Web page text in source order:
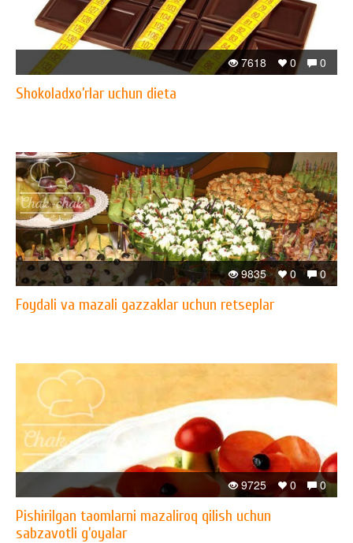
0
0
7618
Shokoladxo’rlar uchun dieta
0
0
9835
Foydali va mazali gazzaklar uchun retseplar
0
0
9725
Pishirilgan taomlarni mazaliroq qilish uchun
sabzavotli g’oyalar